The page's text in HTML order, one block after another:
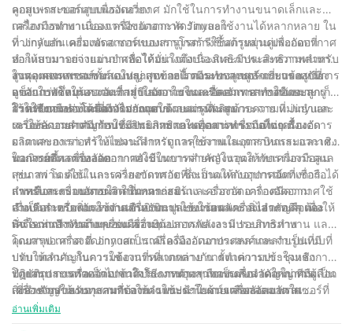
คอมเพรสเซอร์แบบแรงเหวี่ยง
ลูกสูบ-กระบอกสูบเพื่ออัดอากาศ มักใช้ในการทำงานขนาดเล็กและ
เครื่องมือพกพาเนื่องจากมีขนาดกะทัดรัดและใช้งานได้หลากหลาย ใน
ทางกลับกัน คอมเพรสเซอร์แบบสกรูโรตารีใช้สกรูหมุนคู่เพื่ออัดอากาศ
ทำให้สามารถจ่ายอากาศอัดได้อย่างต่อเนื่องและมีประสิทธิภาพสำหรับ
งานอุตสาหกรรมขนาดใหญ่ สุดท้ายนี้ คอมเพรสเซอร์แบบแรงเหวี่ยง
อาศัยใบพัดหมุนความเร็วสูงในการเร่งและอัดอากาศ ทำให้เหมาะ
สำหรับการทำงานที่มีปริมาณมากและแรงดันสูง
กลไกการทำงานของเครื่องอัดอากาศ Jinyuan
ที่ Jinyuan เครื่องอัดอากาศของเราถูกสร้างขึ้นด้วยส่วนประกอบที่
ออกแบบมาอย่างแม่นยำเพื่อให้มั่นใจถึงประสิทธิภาพและความทนทาน
สูงสุด คอมเพรสเซอร์แบบลูกสูบของเรามีระบบลูกสูบ-กระบอกสูบที่
แข็งแกร่งซึ่งให้แรงอัดที่สม่ำเสมอ ในขณะที่คอมเพรสเซอร์แบบสกรู
โรตารีของเราได้รับการออกแบบด้วยสกรูที่ผลิตด้วยความแม่นยำและ
ระบบระบายความร้อนที่มีประสิทธิภาพเพื่อการทำงานที่ต่อเนื่อง
ในคอมเพรสเซอร์ทั้งสองประเภท กลไกการทำงานหลักเกี่ยวข้องกับการ
ดูดอากาศโดยรอบและการบีบอัดภายในเครื่องจักร อากาศอัดจะถูกเก็บ
ไว้ในถังหรือส่งโดยตรงไปยังจุดใช้งานผ่านระบบกระจาย ที่ Jinyuan
เราให้ความสำคัญกับประสิทธิภาพและความน่าเชื่อถือในเครื่องอัด
อากาศของเรา ทำให้เหมาะสำหรับการใช้งานในอุตสาหกรรมและเชิง
พาณิชย์ที่หลากหลาย
การใช้งานของเครื่องอัดอากาศ
เครื่องอัดอากาศมีการใช้งานมากมายในอุตสาหกรรมต่างๆ ตั้งแต่การ
ผลิตและการก่อสร้างไปจนถึงการดูแลสุขภาพและการบินและอวกาศ
ในการผลิต เครื่องอัดอากาศใช้ในการจ่ายพลังงานให้กับเครื่องมือลม
เช่น สว่าน ค้อน และเครื่องขัดทราย ซึ่งเป็นแหล่งอากาศอัดที่เชื่อถือได้
สำหรับกระบวนการผลิต ในการก่อสร้าง เครื่องอัดอากาศมีความ
จำเป็นสำหรับการใช้งานปืนยิงตะปูแบบใช้ลม เครื่องเจาะทะลุ และ
เครื่องพ่นสี รวมถึงเครื่องมืออื่นๆ
นอกจากนี้ เครื่องอัดอากาศยังมีบทบาทสำคัญในอุตสาหกรรมการดูแล
สุขภาพ โดยใช้ในการจ่ายอากาศอัดที่สะอาดให้กับอุปกรณ์ทางการ
แพทย์และระบบหายใจ ในภาคการบินและอวกาศ เครื่องอัดอากาศใช้
สำหรับระบบเพิ่มแรงดันเครื่องบินและหน่วยพลังงานไฮดรอลิก เพื่อให้
มั่นใจว่าการทำงานของเครื่องบินปลอดภัยและมีประสิทธิภาพ
การเลือกเครื่องอัดอากาศที่เหมาะสม
เมื่อเลือกเครื่องอัดอากาศสำหรับการใช้งานเฉพาะ สิ่งสำคัญคือต้อง
พิจารณาปัจจัยต่างๆ เช่น ความต้องการพลังงาน รอบการทำงาน และ
คุณภาพอากาศ ที่ Jinyuan เรามีเครื่องอัดอากาศหลากหลายรูปแบบที่
ปรับให้เหมาะกับความต้องการที่แตกต่างกัน ตั้งแต่การประชุมเชิง
ปฏิบัติการขนาดเล็กไปจนถึงโรงงานอุตสาหกรรมขนาดใหญ่ ทีมผู้
เชี่ยวชาญของเราสามารถให้คำแนะนำในการเลือกคอมเพรสเซอร์ที่
เหมาะกับความต้องการเฉพาะของคุณ โดยคำนึงถึงปัจจัยต่างๆ เช่น
โดยสรุป เครื่องอัดอากาศเป็นเครื่องมืออเนกประสงค์และจำเป็นที่มี
บทบาทสำคัญในการใช้งานที่หลากหลาย การทำความเข้าใจหลักการ
ทำงานและเครื่องอัดอากาศประเภทต่างๆ ถือเป็นสิ่งสำคัญในการเลือก
เครื่องจักรให้เหมาะสมกับงานเฉพาะด้าน ด้วยเครื่องอัดอากาศ
Jinyuan ลูกค้าสามารถไว้วางใจเครื่องจักรคุณภาพสูงและมี
โดยสรุป การทำความเข้าใจวิธีการทำงานของเครื่องอัดอากาศถือเป็น
สิ่งสำคัญสำหรับทุกคนที่ต้องการใช้ประโยชน์จากพลังลมอัดใน
อุตสาหกรรมของตน ไม่ว่าคุณจะเป็นมืออาชีพที่มีประสบการณ์หรือเพิ่ง
อ่านเพิ่มเติม